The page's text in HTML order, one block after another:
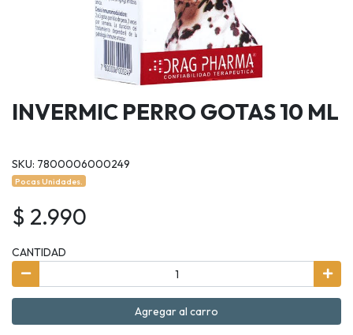
INVERMIC PERRO GOTAS 10 ML
SKU: 7800006000249
Pocas Unidades.
$ 2.990
CANTIDAD
Agregar al carro